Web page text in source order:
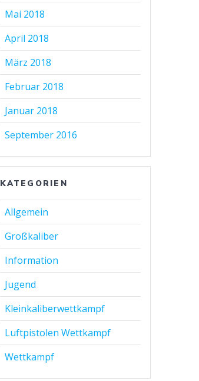
Mai 2018
April 2018
März 2018
Februar 2018
Januar 2018
September 2016
KATEGORIEN
Allgemein
Großkaliber
Information
Jugend
Kleinkaliberwettkampf
Luftpistolen Wettkampf
Wettkampf